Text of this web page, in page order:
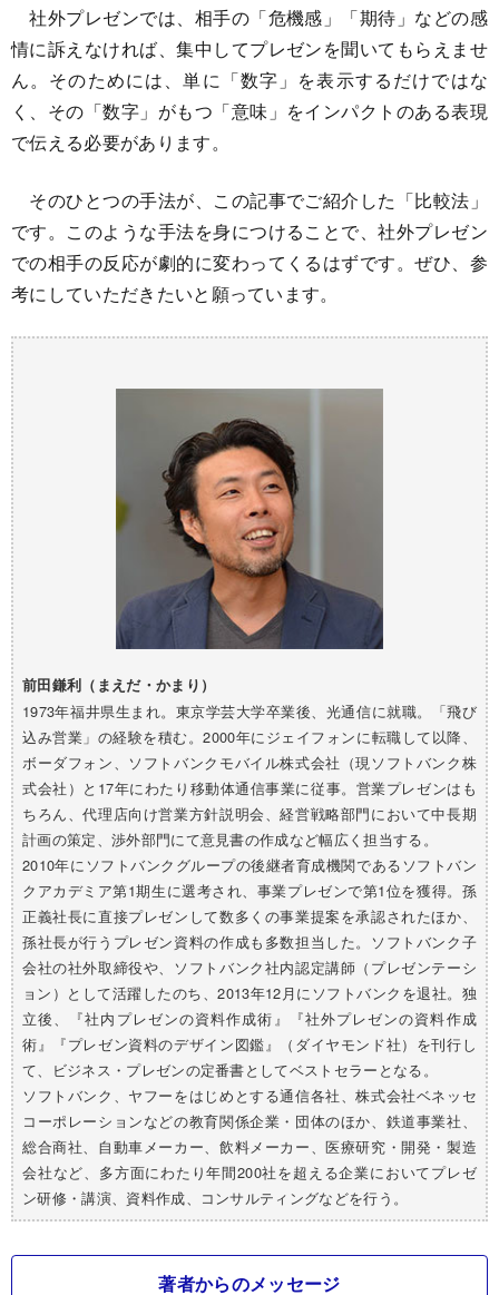
社外プレゼンでは、相手の「危機感」「期待」などの感
情に訴えなければ、集中してプレゼンを聞いてもらえませ
ん。そのためには、単に「数字」を表示するだけではな
く、その「数字」がもつ「意味」をインパクトのある表現
で伝える必要があります。
そのひとつの手法が、この記事でご紹介した「比較法」
です。このような手法を身につけることで、社外プレゼン
での相手の反応が劇的に変わってくるはずです。ぜひ、参
考にしていただきたいと願っています。
前田鎌利（まえだ・かまり）
1973年福井県生まれ。東京学芸大学卒業後、光通信に就職。「飛び
込み営業」の経験を積む。2000年にジェイフォンに転職して以降、
ボーダフォン、ソフトバンクモバイル株式会社（現ソフトバンク株
式会社）と17年にわたり移動体通信事業に従事。営業プレゼンはも
ちろん、代理店向け営業方針説明会、経営戦略部門において中長期
計画の策定、渉外部門にて意見書の作成など幅広く担当する。
2010年にソフトバンクグループの後継者育成機関であるソフトバン
クアカデミア第1期生に選考され、事業プレゼンで第1位を獲得。孫
正義社長に直接プレゼンして数多くの事業提案を承認されたほか、
孫社長が行うプレゼン資料の作成も多数担当した。ソフトバンク子
会社の社外取締役や、ソフトバンク社内認定講師（プレゼンテーシ
ョン）として活躍したのち、2013年12月にソフトバンクを退社。独
立後、『社内プレゼンの資料作成術』『社外プレゼンの資料作成
術』『プレゼン資料のデザイン図鑑』（ダイヤモンド社）を刊行し
て、ビジネス・プレゼンの定番書としてベストセラーとなる。
ソフトバンク、ヤフーをはじめとする通信各社、株式会社ベネッセ
コーポレーションなどの教育関係企業・団体のほか、鉄道事業社、
総合商社、自動車メーカー、飲料メーカー、医療研究・開発・製造
会社など、多方面にわたり年間200社を超える企業においてプレゼ
ン研修・講演、資料作成、コンサルティングなどを行う。
著者からのメッセージ